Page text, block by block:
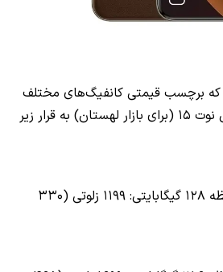
که برچسب قیمتی کانفیگ‌های مختلف
سه نسخه 5G سری ردمی نوت ۱۵ (برای بازار لهستان) به قرار زیر
کانفیگ پایه رم ۶ / حافظه ۱۲۸ گیگابایتی: ۱۱۹۹ زلوتی (۳۳۰